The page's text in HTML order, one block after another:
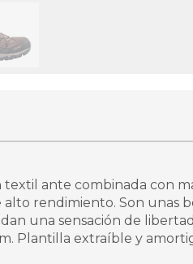
ante combinada con
rendimiento. Son unas
una sensación de
Plantilla extraíble y